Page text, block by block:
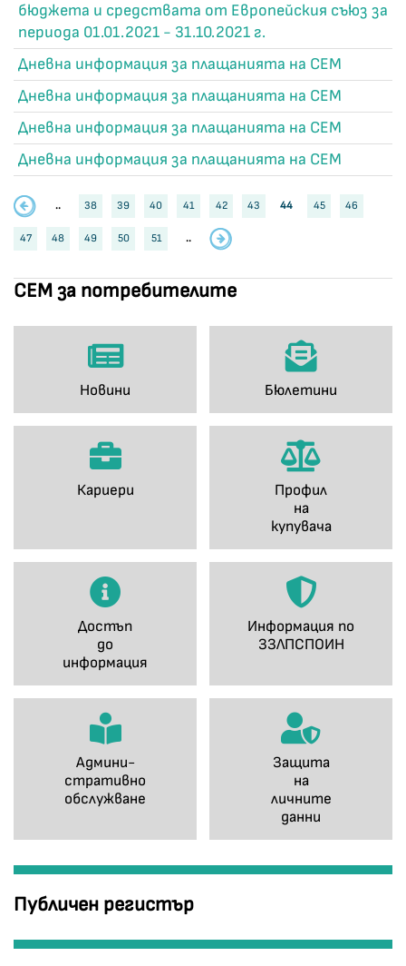
СЕМ за потребителите
Новини Бюлетини
Кариери
Профил
на
купувача
Достъп
до
информация
Информация по
ЗЗЛПСПОИН
Админи-
стративно
обслужване
Защита
на
личните
данни
Публичен регистър
бюджета и средствата от Европейския съюз за
периода 01.01.2021 - 31.10.2021 г.
Дневна информация за плащанията на СЕМ
Дневна информация за плащанията на СЕМ
Дневна информация за плащанията на СЕМ
Дневна информация за плащанията на СЕМ
.. 38 39 40 41 42 43 44 45 46
47 48 49 50 51 ..